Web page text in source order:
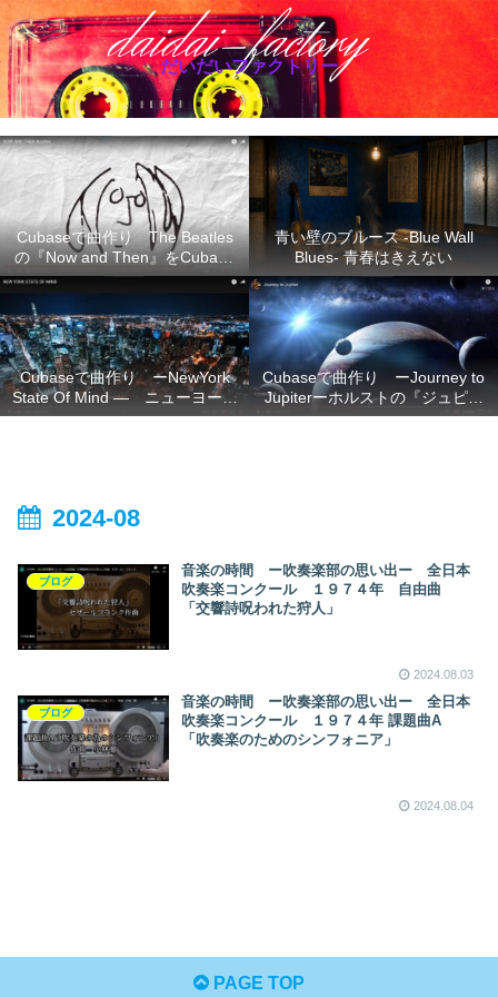
だいだいファクトリー
Cubaseで曲作り The Beatles
の『Now and Then』をCubase
で再現
青い壁のブルース -Blue Wall
Blues- 青春はきえない
Cubaseで曲作り ーNewYork
State Of Mind ― ニューヨーク
の想い
Cubaseで曲作り ーJourney to
Jupiterーホルストの『ジュピタ
ー』の不朽のメロディーを
2024-08
ブログ
音楽の時間 ー吹奏楽部の思い出ー 全日本
吹奏楽コンクール １９７４年 自由曲
「交響詩呪われた狩人」
2024.08.03
ブログ
音楽の時間 ー吹奏楽部の思い出ー 全日本
吹奏楽コンクール １９７４年 課題曲A
「吹奏楽のためのシンフォニア」
2024.08.04
PAGE TOP